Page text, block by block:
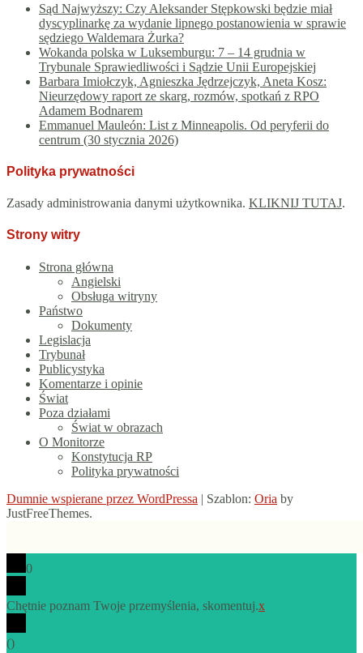
Sąd Najwyższy: Czy Aleksander Stępkowski będzie miał
dyscyplinarkę za wydanie lipnego postanowienia w sprawie
sędziego Waldemara Żurka?
Wokanda polska w Luksemburgu: 7 – 14 grudnia w
Trybunale Sprawiedliwości i Sądzie Unii Europejskiej
Barbara Imiołczyk, Agnieszka Jędrzejczyk, Aneta Kosz:
Nieurzędowy raport ze skarg, rozmów, spotkań z RPO
Adamem Bodnarem
Emmanuel Mauleón: List z Minneapolis. Od peryferii do
centrum (30 stycznia 2026)
Polityka prywatności
Zasady administrowania danymi użytkownika. KLIKNIJ TUTAJ.
Strony witry
Strona główna
Angielski
Obsługa witryny
Państwo
Dokumenty
Legislacja
Trybunał
Publicystyka
Komentarze i opinie
Świat
Poza działami
Świat w obrazach
O Monitorze
Konstytucja RP
Polityka prywatności
Dumnie wspierane przez WordPressa | Szablon: Oria by
JustFreeThemes.
0
Chętnie poznam Twoje przemyślenia, skomentuj.x
()